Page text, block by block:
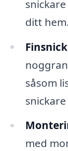
ditt hem.
såsom
med